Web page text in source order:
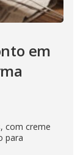
em
com creme
para